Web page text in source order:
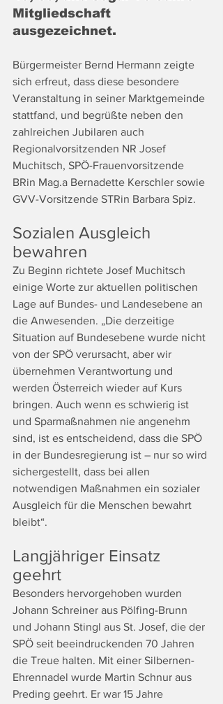
Mitgliedschaft
ausgezeichnet.
Bürgermeister Bernd Hermann zeigte
sich erfreut, dass diese besondere
Veranstaltung in seiner Marktgemeinde
stattfand, und begrüßte neben den
zahlreichen Jubilaren auch
Regionalvorsitzenden NR Josef
Muchitsch, SPÖ-Frauenvorsitzende
BRin Mag.a Bernadette Kerschler sowie
GVV-Vorsitzende STRin Barbara Spiz.
Sozialen Ausgleich
bewahren
Zu Beginn richtete Josef Muchitsch
einige Worte zur aktuellen politischen
Lage auf Bundes- und Landesebene an
die Anwesenden. „Die derzeitige
Situation auf Bundesebene wurde nicht
von der SPÖ verursacht, aber wir
übernehmen Verantwortung und
werden Österreich wieder auf Kurs
bringen. Auch wenn es schwierig ist
und Sparmaßnahmen nie angenehm
sind, ist es entscheidend, dass die SPÖ
in der Bundesregierung ist – nur so wird
sichergestellt, dass bei allen
notwendigen Maßnahmen ein sozialer
Ausgleich für die Menschen bewahrt
bleibt“.
Langjähriger Einsatz
geehrt
Besonders hervorgehoben wurden
Johann Schreiner aus Pölfing-Brunn
und Johann Stingl aus St. Josef, die der
SPÖ seit beeindruckenden 70 Jahren
die Treue halten. Mit einer Silbernen-
Ehrennadel wurde Martin Schnur aus
Preding geehrt. Er war 15 Jahre